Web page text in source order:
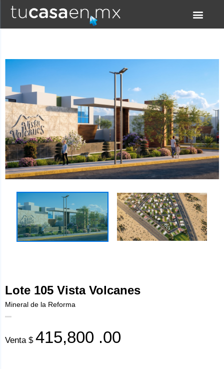
Lote 105 Vista Volcanes
Mineral de la Reforma
Venta $ 415,800 .00